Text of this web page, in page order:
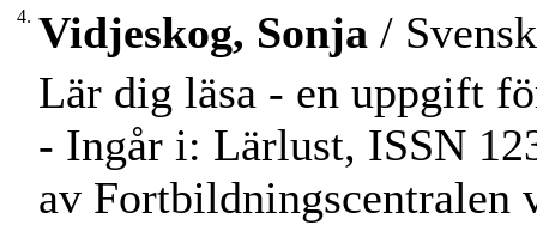
4. Vidjeskog, Sonja /
Lär dig läsa - en uppgift
- Ingår i: Lärlust, ISSN
av Fortbildningscentralen